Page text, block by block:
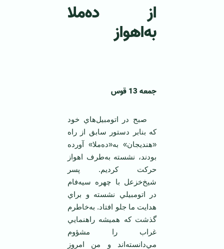
از ده‌ملا
به‌اهواز
جمعه‌ 13 قوس‌
صبح‌ در اتومبيل‌هاي‌ خود
كه‌ بنابر دستور سابق‌ از راه‌
«هنديجان‌» به‌«ده‌ملا» آورده‌
بودند، نشسته‌ به‌طرف‌ اهواز
حركت‌ كرديم‌. پسر
شيخ‌خزعل‌ با چهره‌ سيه‌فام‌
در اتومبيلي‌ نشسته‌ و براي‌
هدايت‌ ما جلو افتاد. به‌خاطرم‌
گذشت‌ كه‌ هميشه‌ راهنمايي‌
غراب‌ را مشؤوم‌
مي‌دانسته‌اند و من‌ امروز